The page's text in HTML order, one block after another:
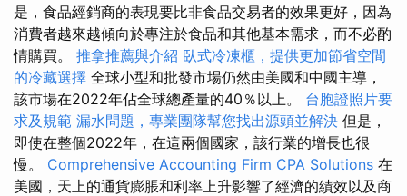
是，食品經銷商的表現要比非食品交易者的效果更好，因為
消費者越來越傾向於專注於食品和其他基本需求，而不必酌
情購買。 推拿推薦與介紹 臥式冷凍櫃，提供更加節省空間
的冷藏選擇 全球小型和批發市場仍然由美國和中國主導，
該市場在2022年佔全球總產量的40％以上。 台胞證照片要
求及規範 漏水問題，專業團隊幫您找出源頭並解決 但是，
即使在整個2022年，在這兩個國家，該行業的增長也很
慢。 Comprehensive Accounting Firm CPA Solutions 在
美國，天上的通貨膨脹和利率上升影響了經濟的績效以及商